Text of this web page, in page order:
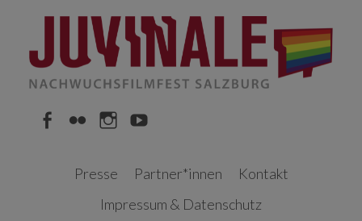
Inhalt
Presse
Partner*innen
Kontakt
Impressum & Datenschutz